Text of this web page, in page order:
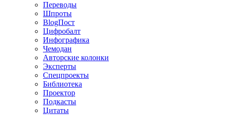
Переводы
Шпроты
BlogПост
Цифробалт
Инфографика
Чемодан
Авторские колонки
Эксперты
Спецпроекты
Библиотека
Проектор
Подкасты
Цитаты